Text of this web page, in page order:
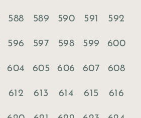
588 589 590 591 592
596 597 598 599 600
604 605 606 607 608
612 613 614 615 616